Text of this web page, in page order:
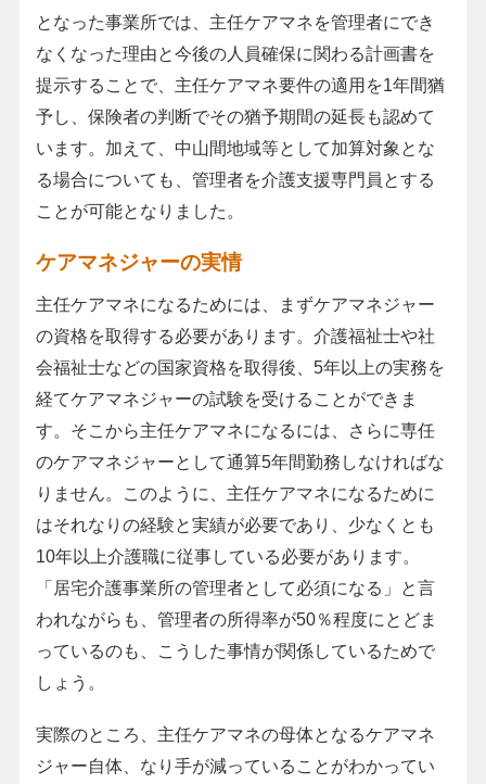
となった事業所では、主任ケアマネを管理者にでき
なくなった理由と今後の人員確保に関わる計画書を
提示することで、主任ケアマネ要件の適用を1年間猶
予し、保険者の判断でその猶予期間の延長も認めて
います。加えて、中山間地域等として加算対象とな
る場合についても、管理者を介護支援専門員とする
ことが可能となりました。
ケアマネジャーの実情
主任ケアマネになるためには、まずケアマネジャー
の資格を取得する必要があります。介護福祉士や社
会福祉士などの国家資格を取得後、5年以上の実務を
経てケアマネジャーの試験を受けることができま
す。そこから主任ケアマネになるには、さらに専任
のケアマネジャーとして通算5年間勤務しなければな
りません。このように、主任ケアマネになるために
はそれなりの経験と実績が必要であり、少なくとも
10年以上介護職に従事している必要があります。
「居宅介護事業所の管理者として必須になる」と言
われながらも、管理者の所得率が50％程度にとどま
っているのも、こうした事情が関係しているためで
しょう。
実際のところ、主任ケアマネの母体となるケアマネ
ジャー自体、なり手が減っていることがわかってい